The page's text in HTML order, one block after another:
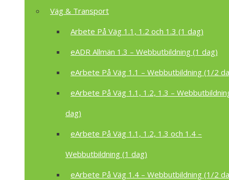
Väg & Transport
Arbete På Väg 1.1, 1.2 och 1.3 (1 dag)
eADR Allmän 1.3 – Webbutbildning (1 dag)
eArbete På Väg 1.1 – Webbutbildning (1/2
eArbete På Väg 1.1, 1.2, 1.3 –
dag)
eArbete På Väg 1.1, 1.2, 1.3 och 1.4 –
Webbutbildning (1 dag)
eArbete På Väg 1.4 – Webbutbildning (1/2